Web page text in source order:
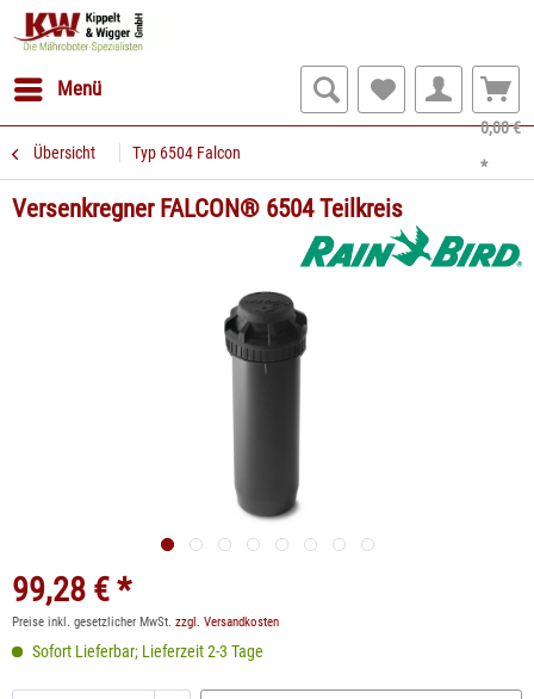
Menü
0,00 €
*
Übersicht Typ 6504 Falcon
Versenkregner FALCON® 6504 Teilkreis
99,28 € *
Preise inkl. gesetzlicher MwSt. zzgl. Versandkosten
Sofort Lieferbar; Lieferzeit 2-3 Tage